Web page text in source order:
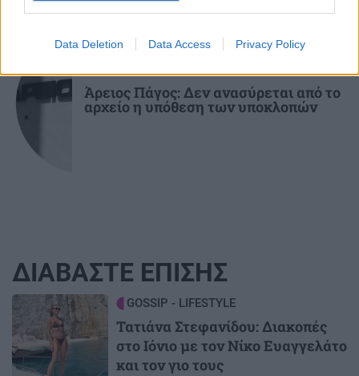
Data Deletion Data Access Privacy Policy
Άρειος Πάγος: Δεν ανασύρεται από το
αρχείο η υπόθεση των υποκλοπών
ΔΙΑΒΑΣΤΕ ΕΠΙΣΗΣ
GOSSIP - LIFESTYLE
Τατιάνα Στεφανίδου: Διακοπές
στο Ιόνιο με τον Νίκο Ευαγγελάτο
και τον γιο τους